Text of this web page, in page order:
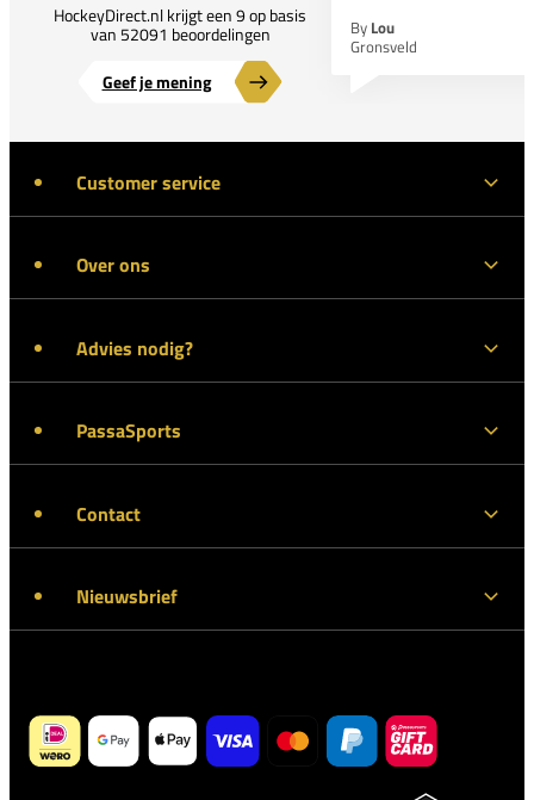
HockeyDirect.nl krijgt een 9 op basis
van 52091 beoordelingen
Geef je mening
By Lou
Gronsveld
Customer service
Over ons
Advies nodig?
PassaSports
Contact
Nieuwsbrief